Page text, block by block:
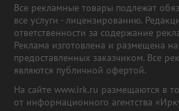
Все рекламные товары подлежат
все услуги - лицензированию.
ответственности за содержание
Реклама изготовлена и размещена
предоставленных заказчиком. Все
являются публичной офертой.
На сайте www.irk.ru размещаются в
от информационного агентства